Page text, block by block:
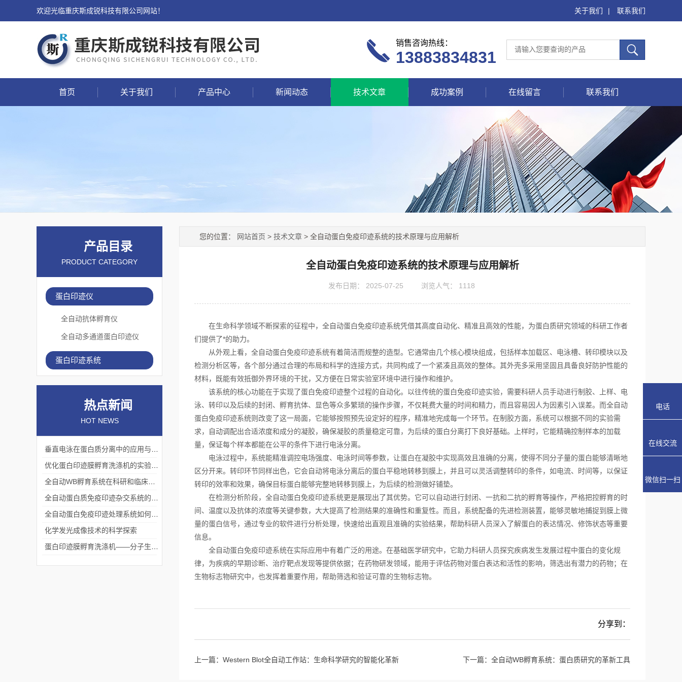
欢迎光临重庆斯成锐科技有限公司网站！ 关于我们 | 联系我们
销售咨询热线：
13883834831
首页 关于我们 产品中心 新闻动态 技术文章 成功案例 在线留言 联系我们
产品目录
PRODUCT CATEGORY
蛋白印迹仪
全自动抗体孵育仪
全自动多通道蛋白印迹仪
蛋白印迹系统
热点新闻
HOT NEWS
化学发光成像技术的科学探索
您的位置： 网站首页 > 技术文章 > 全自动蛋白免疫印迹系统的技术原理与应用解析
全自动蛋白免疫印迹系统的技术原理与应用解析
发布日期： 2025-07-25 浏览人气： 1118
在生命科学领域不断探索的征程中，全自动蛋白免疫印迹系统凭借其高度自动化、精准且高效的性能，为蛋白质研究领域的科研工作者
们提供了*的助力。
从外观上看，全自动蛋白免疫印迹系统有着简洁而规整的造型。它通常由几个核心模块组成，包括样本加载区、电泳槽、转印模块以及
检测分析区等，各个部分通过合理的布局和科学的连接方式，共同构成了一个紧凑且高效的整体。其外壳多采用坚固且具备良好防护性能的
材料，既能有效抵御外界环境的干扰，又方便在日常实验室环境中进行操作和维护。
该系统的核心功能在于实现了蛋白免疫印迹整个过程的自动化。以往传统的蛋白免疫印迹实验，需要科研人员手动进行制胶、上样、电
泳、转印以及后续的封闭、孵育抗体、显色等众多繁琐的操作步骤，不仅耗费大量的时间和精力，而且容易因人为因素引入误差。而全自动
蛋白免疫印迹系统则改变了这一局面，它能够按照预先设定好的程序，精准地完成每一个环节。在制胶方面，系统可以根据不同的实验需
求，自动调配出合适浓度和成分的凝胶，确保凝胶的质量稳定可靠，为后续的蛋白分离打下良好基础。上样时，它能精确控制样本的加载
量，保证每个样本都能在公平的条件下进行电泳分离。
电泳过程中，系统能精准调控电场强度、电泳时间等参数，让蛋白在凝胶中实现高效且准确的分离，使得不同分子量的蛋白能够清晰地
区分开来。转印环节同样出色，它会自动将电泳分离后的蛋白平稳地转移到膜上，并且可以灵活调整转印的条件，如电流、时间等，以保证
转印的效率和效果，确保目标蛋白能够完整地转移到膜上，为后续的检测做好铺垫。
在检测分析阶段，全自动蛋白免疫印迹系统更是展现出了其优势。它可以自动进行封闭、一抗和二抗的孵育等操作，严格把控孵育的时
间、温度以及抗体的浓度等关键参数，大大提高了检测结果的准确性和重复性。而且，系统配备的先进检测装置，能够灵敏地捕捉到膜上微
量的蛋白信号，通过专业的软件进行分析处理，快速给出直观且准确的实验结果，帮助科研人员深入了解蛋白的表达情况、修饰状态等重要
信息。
全自动蛋白免疫印迹系统在实际应用中有着广泛的用途。在基础医学研究中，它助力科研人员探究疾病发生发展过程中蛋白的变化规
律，为疾病的早期诊断、治疗靶点发现等提供依据；在药物研发领域，能用于评估药物对蛋白表达和活性的影响，筛选出有潜力的药物；在
生物标志物研究中，也发挥着重要作用，帮助筛选和验证可靠的生物标志物。
分享到：
上一篇： Western Blot全自动工作站：生命科学研究的智能化革新 下一篇： 全自动WB孵育系统：蛋白质研究的革新工具
电话
在线交流
微信扫一扫